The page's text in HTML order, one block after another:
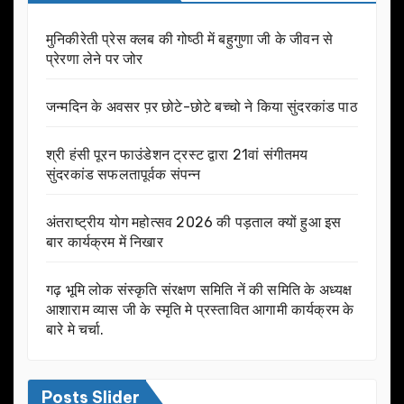
मुनिकीरेती प्रेस क्लब की गोष्ठी में बहुगुणा जी के जीवन से
प्रेरणा लेने पर जोर
जन्मदिन के अवसर प़र छोटे-छोटे बच्चो ने किया सुंदरकांड पाठ
श्री हंसी पूरन फाउंडेशन ट्रस्ट द्वारा 21वां संगीतमय
सुंदरकांड सफलतापूर्वक संपन्न
अंतराष्ट्रीय योग महोत्सव 2026 की पड़ताल क्यों हुआ इस
बार कार्यक्रम में निखार
गढ़ भूमि लोक संस्कृति संरक्षण समिति नें की समिति के अध्यक्ष
आशाराम व्यास जी के स्मृति मे प्रस्तावित आगामी कार्यक्रम के
बारे मे चर्चा.
Posts Slider